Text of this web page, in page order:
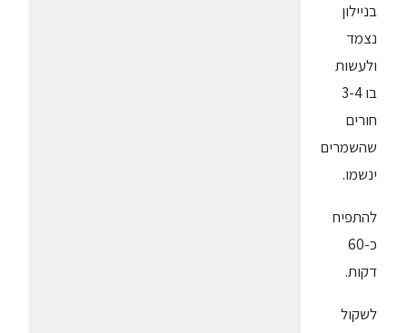
בניילון
נצמד
ולעשות
בו 3-4
חורים
שהשמרים
ינשמו.
להתפיח
כ-60
דקות.
לשקול